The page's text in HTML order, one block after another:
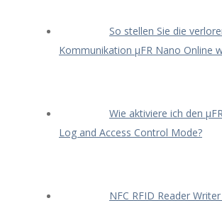
So stellen Sie die
Kommunikation μFR Nano Online
Wie aktiviere ich den
Log and Access Control Mode?
NFC RFID Reader